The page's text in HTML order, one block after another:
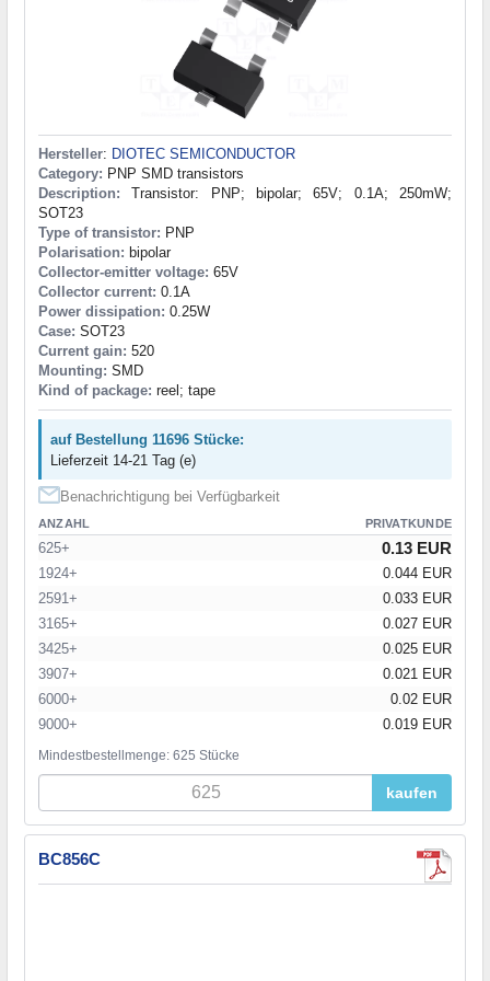
Hersteller: DIOTEC SEMICONDUCTOR
Category: PNP SMD transistors
Description: Transistor: PNP; bipolar; 65V; 0.1A; 250mW;
SOT23
Type of transistor: PNP
Polarisation: bipolar
Collector-emitter voltage: 65V
Collector current: 0.1A
Power dissipation: 0.25W
Case: SOT23
Current gain: 520
Mounting: SMD
Kind of package: reel; tape
auf Bestellung 11696 Stücke:
Lieferzeit 14-21 Tag (e)
Benachrichtigung bei Verfügbarkeit
ANZAHL PRIVATKUNDE
625+ 0.13 EUR
1924+
0.044 EUR
2591+
0.033 EUR
3165+
0.027 EUR
3425+
0.025 EUR
3907+
0.021 EUR
6000+
0.02 EUR
9000+
0.019 EUR
Mindestbestellmenge: 625 Stücke
kaufen
BC856C